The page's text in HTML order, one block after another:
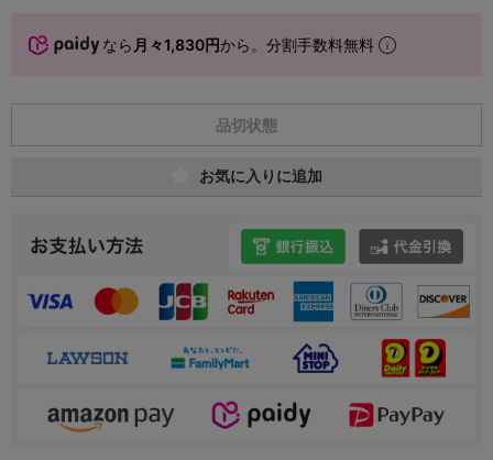
なら 月々1,830円から。分割手数料無料
品切状態
お気に入りに追加